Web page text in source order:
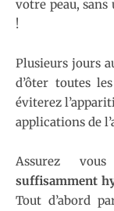
votre peau,
!
Plusieurs jours
d’ôter toutes
éviterez
applications de
Assurez
suffisamment
Tout d’abord